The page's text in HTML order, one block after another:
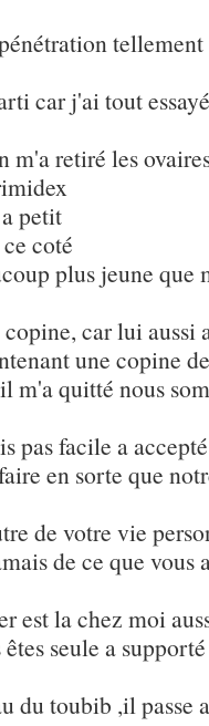
car j'ai tout
m'a retiré les
petit
coté
plus jeune que
car lui aussi
une copine
m'a quitté nous
pas facile a
en sorte que
de votre vie
de ce que vous
est la chez moi
seule a
du toubib ,il passe